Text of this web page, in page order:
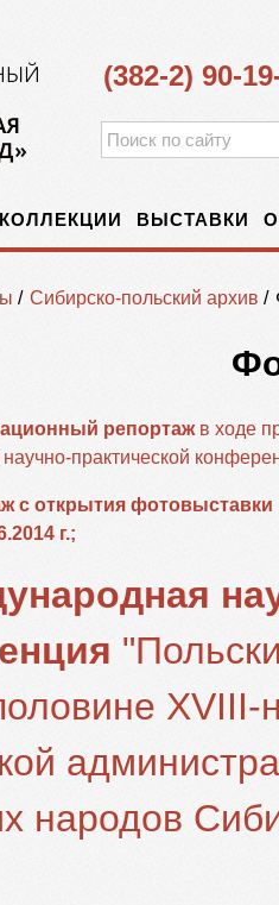
(382-2) 90-
КОЛЛЕКЦИИ ВЫСТАВКИ
/ Сибирско-польский архив /
репортажв ходе
практической
с открытия
г.;
XVIII-
народов